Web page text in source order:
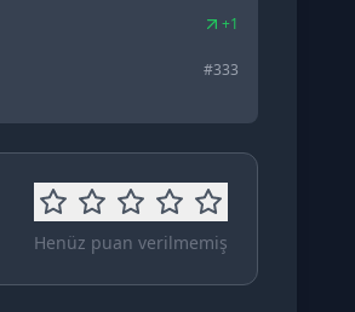
+1
#333
Henüz puan verilmemiş